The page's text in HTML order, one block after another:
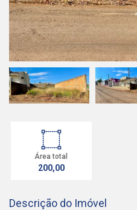
Área total
200,00
Descrição do Imóvel